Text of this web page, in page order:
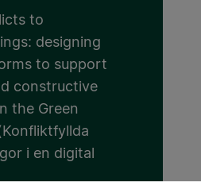
to
designing
to support
constructive
the Green
i en digital